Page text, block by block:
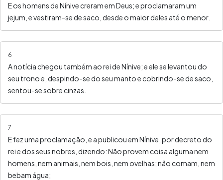
E os homens de Nínive creram em Deus; e proclamaram um
jejum, e vestiram-se de saco, desde o maior deles até o menor.
6
A notícia chegou também ao rei de Nínive; e ele se levantou do
seu trono e, despindo-se do seu manto e cobrindo-se de saco,
sentou-se sobre cinzas.
7
E fez uma proclamação, e a publicou em Nínive, por decreto do
rei e dos seus nobres, dizendo: Não provem coisa alguma nem
homens, nem animais, nem bois, nem ovelhas; não comam, nem
bebam água;